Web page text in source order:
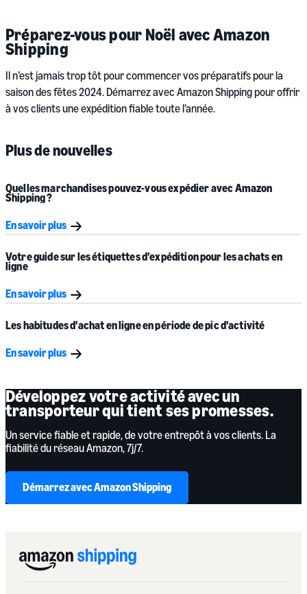
Préparez-vous pour Noël avec Amazon
Shipping
Il n’est jamais trop tôt pour commencer vos préparatifs pour la
saison des fêtes 2024. Démarrez avec Amazon Shipping pour offrir
à vos clients une expédition fiable toute l’année.
Plus de nouvelles
Quelles marchandises pouvez-vousexpédier avec Amazon
Shipping ?
En savoir plus
Votre guide sur lesétiquettes d’expéditionpour lesachats en
ligne
En savoir plus
Les habitudes d’achat en ligne en période de pic d’activité
En savoir plus
Développez votre activité avec un
transporteur qui tient ses promesses.
Un service fiable et rapide, de votre entrepôt à vos clients. La
fiabilité du réseau Amazon, 7j/7.
Démarrez avec Amazon Shipping